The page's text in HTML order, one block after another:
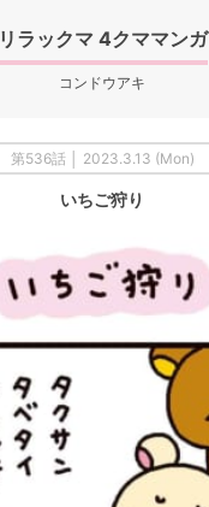
リラックマ 4クママンガ
コンドウアキ
第536話 │ 2023.3.13 (Mon)
いちご狩り